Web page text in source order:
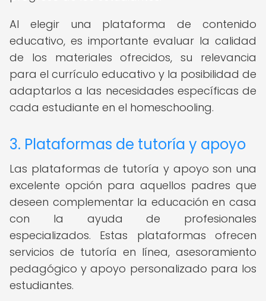
Al elegir una plataforma de contenido
educativo, es importante evaluar la calidad
de los materiales ofrecidos, su relevancia
para el currículo educativo y la posibilidad de
adaptarlos a las necesidades específicas de
cada estudiante en el homeschooling.
3. Plataformas de tutoría y apoyo
Las plataformas de tutoría y apoyo son una
excelente opción para aquellos padres que
deseen complementar la educación en casa
con la ayuda de profesionales
especializados. Estas plataformas ofrecen
servicios de tutoría en línea, asesoramiento
pedagógico y apoyo personalizado para los
estudiantes.